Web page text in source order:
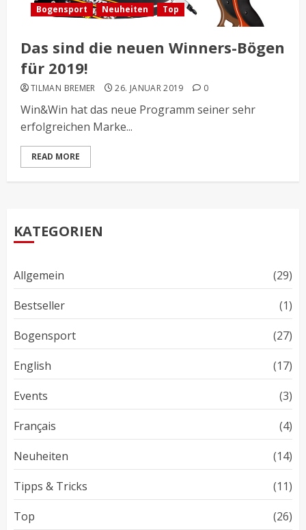
Bogensport Neuheiten Top
Das sind die neuen Winners-Bögen
für 2019!
TILMAN BREMER 26. JANUAR 2019 0
Win&Win hat das neue Programm seiner sehr
erfolgreichen Marke...
READ MORE
KATEGORIEN
Allgemein
(29)
Bestseller
(1)
Bogensport
(27)
English
(17)
Events
(3)
Français
(4)
Neuheiten
(14)
Tipps & Tricks
(11)
Top
(26)